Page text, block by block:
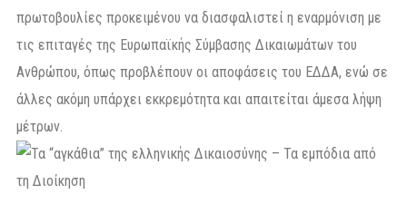
πρωτοβουλίες προκειμένου να διασφαλιστεί η εναρμόνιση με
τις επιταγές της Ευρωπαϊκής Σύμβασης Δικαιωμάτων του
Ανθρώπου, όπως προβλέπουν οι αποφάσεις του ΕΔΔΑ, ενώ σε
άλλες ακόμη υπάρχει εκκρεμότητα και απαιτείται άμεσα λήψη
μέτρων.